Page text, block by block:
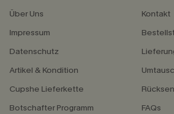
Über Uns
Impressum
Datenschutz
Artikel & Kondition
Cupshe Lieferkette
Botschafter Programm
Kontakt
FAQs